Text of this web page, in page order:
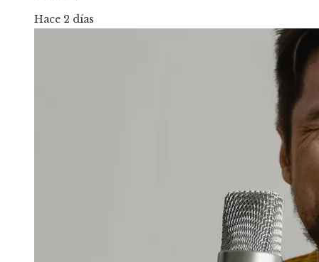
Hace 2 días